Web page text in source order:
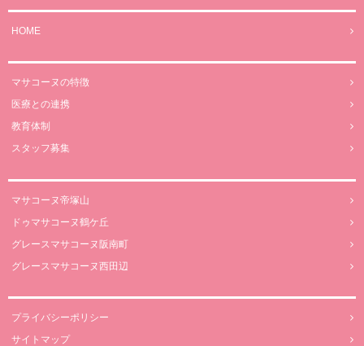
HOME
マサコーヌの特徴
医療との連携
教育体制
スタッフ募集
マサコーヌ帝塚山
ドゥマサコーヌ鶴ケ丘
グレースマサコーヌ阪南町
グレースマサコーヌ西田辺
プライバシーポリシー
サイトマップ